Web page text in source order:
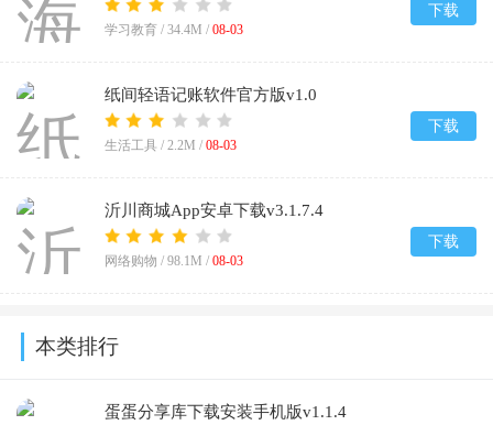
学习教育 / 34.4M / 08-03
下载
纸间轻语记账软件官方版v1.0
生活工具 / 2.2M / 08-03
下载
沂川商城App安卓下载v3.1.7.4
网络购物 / 98.1M / 08-03
下载
本类排行
蛋蛋分享库下载安装手机版v1.1.4